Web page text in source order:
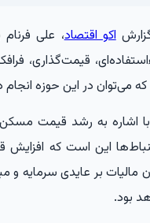
اکو اقتصاد، علی
قیمت‌گذاری،
که می‌توان در این حوزه
اشاره به رشد قیمت مسکن
این است که
مالیات بر عایدی سرمایه
بود.